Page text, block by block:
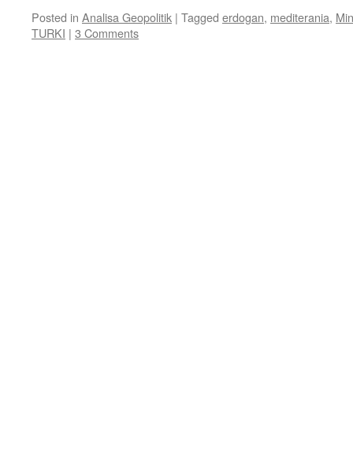
Posted in Analisa Geopolitik | Tagged erdogan, mediterania,
TURKI | 3 Comments